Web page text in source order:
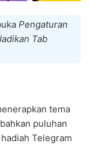
Pengaturan
Tab
tema
puluhan
Telegram